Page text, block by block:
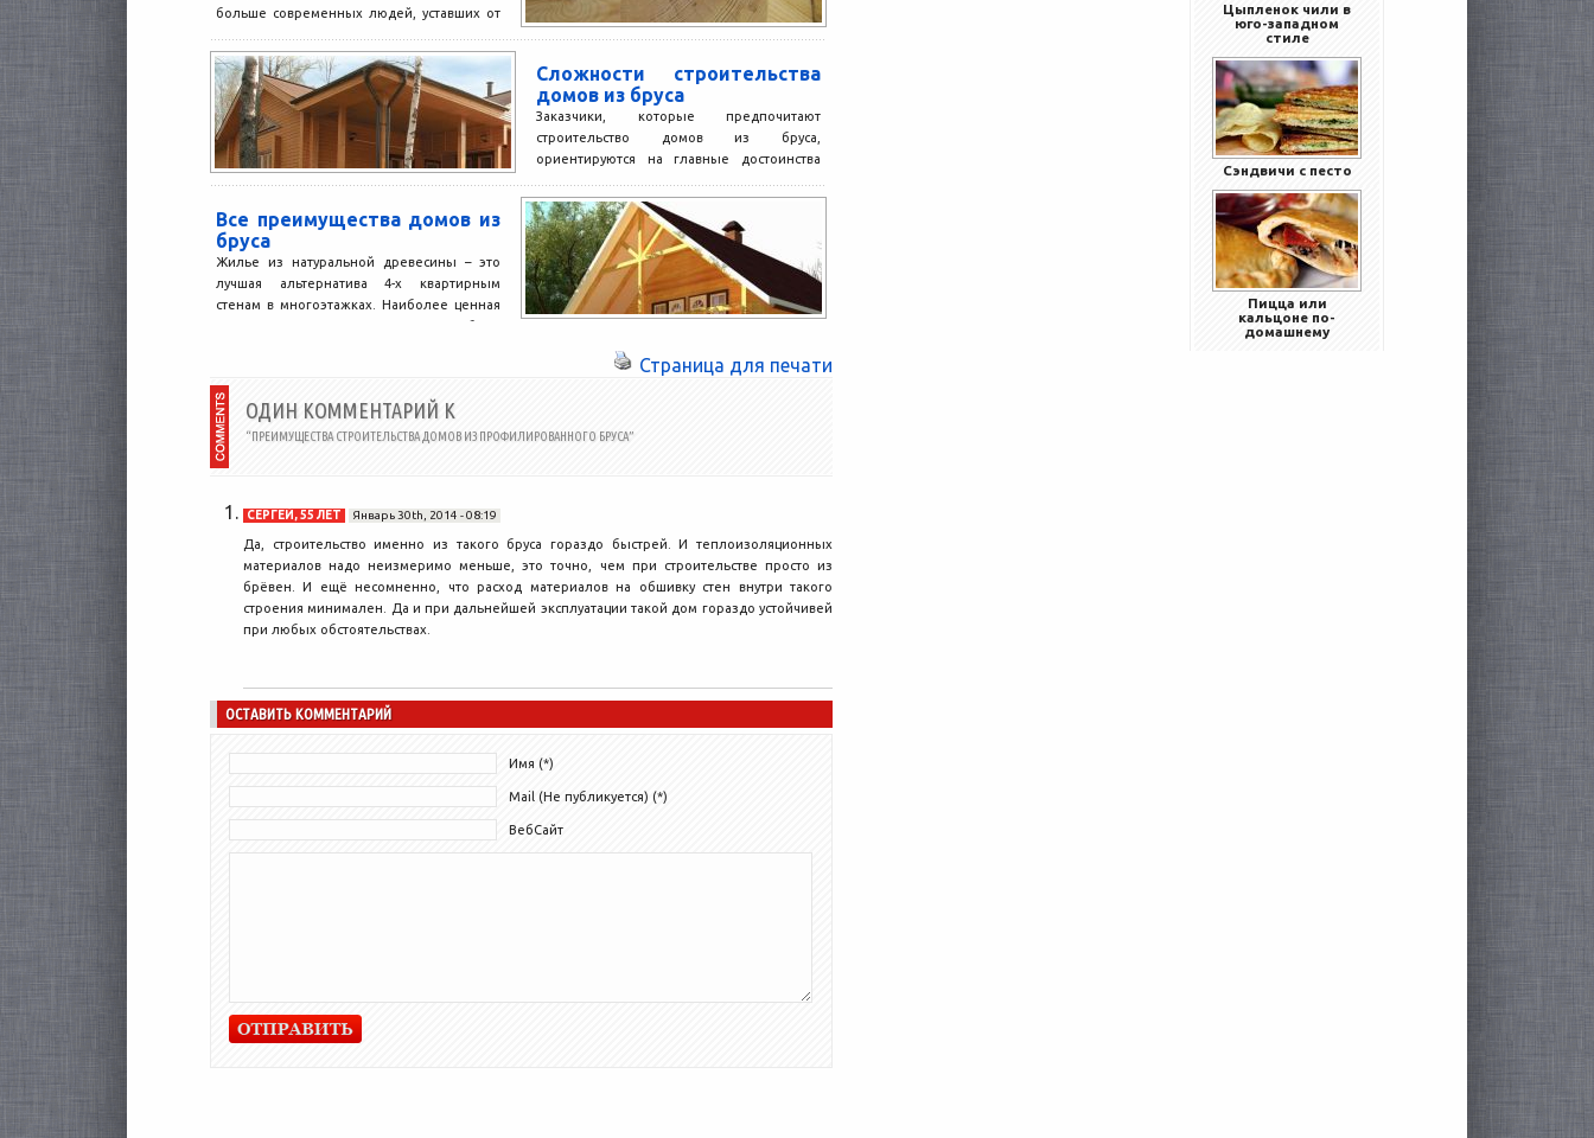
больше современных людей, уставших от
Сложности строительства
домов из бруса
Заказчики, которые предпочитают
строительство домов из бруса,
ориентируются на главные достоинства
жертвуют другими не...
Все преимущества домов из
бруса
Жилье из натуральной древесины – это
лучшая альтернатива 4-х квартирным
стенам в многоэтажках. Наиболее ценная
возможность получать подобную
Страница для печати
ОДИН КОММЕНТАРИЙ К
“ПРЕИМУЩЕСТВА СТРОИТЕЛЬСТВА ДОМОВ ИЗ ПРОФИЛИРОВАННОГО БРУСА”
СЕРГЕЙ, 55 ЛЕТ Январь 30th, 2014 - 08:19
Да, строительство именно из такого бруса гораздо быстрей. И теплоизоляционных
материалов надо неизмеримо меньше, это точно, чем при строительстве просто из
брёвен. И ещё несомненно, что расход материалов на обшивку стен внутри такого
строения минимален. Да и при дальнейшей эксплуатации такой дом гораздо устойчивей
при любых обстоятельствах.
ОСТАВИТЬ КОММЕНТАРИЙ
Имя (*)
Mail (Не публикуется) (*)
ВебСайт
Цыпленок чили в
юго-западном
стиле
Сэндвичи с песто
Пицца или
кальцоне по-
домашнему